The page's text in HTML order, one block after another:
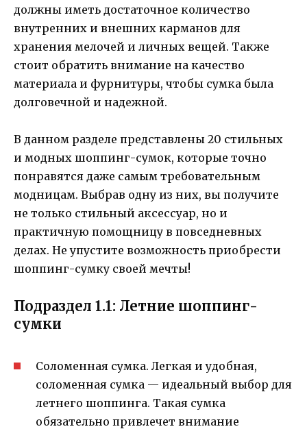
должны иметь достаточное количество
внутренних и внешних карманов для
хранения мелочей и личных вещей. Также
стоит обратить внимание на качество
материала и фурнитуры, чтобы сумка была
долговечной и надежной.
В данном разделе представлены 20 стильных
и модных шоппинг-сумок, которые точно
понравятся даже самым требовательным
модницам. Выбрав одну из них, вы получите
не только стильный аксессуар, но и
практичную помощницу в повседневных
делах. Не упустите возможность приобрести
шоппинг-сумку своей мечты!
Подраздел 1.1: Летние шоппинг-
сумки
Соломенная сумка. Легкая и удобная,
соломенная сумка — идеальный выбор для
летнего шоппинга. Такая сумка
обязательно привлечет внимание